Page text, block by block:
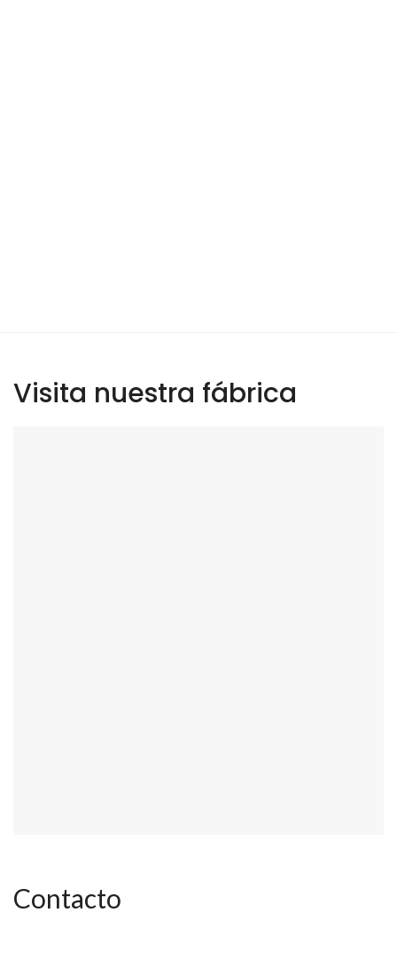
Visita nuestra fábrica
Contacto